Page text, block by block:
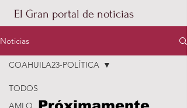
El Gran portal de noticias
Noticias
TODOS
AMLO
COAHUILA23-POLÍTICA